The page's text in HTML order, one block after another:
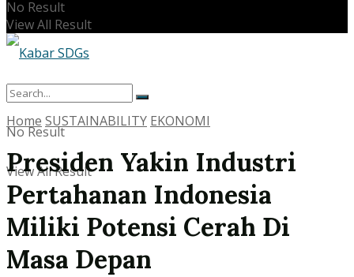
No Result
View All Result
No Result
View All Result
Home SUSTAINABILITY EKONOMI
Presiden Yakin Industri
Pertahanan Indonesia
Miliki Potensi Cerah Di
Masa Depan